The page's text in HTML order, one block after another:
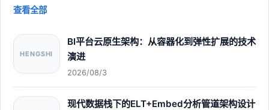
查看全部
HENGSHI
BI平台云原生架构：从容器化到弹性扩展的技术
演进
2026/08/3
现代数据栈下的ELT+Embed分析管道架构设计